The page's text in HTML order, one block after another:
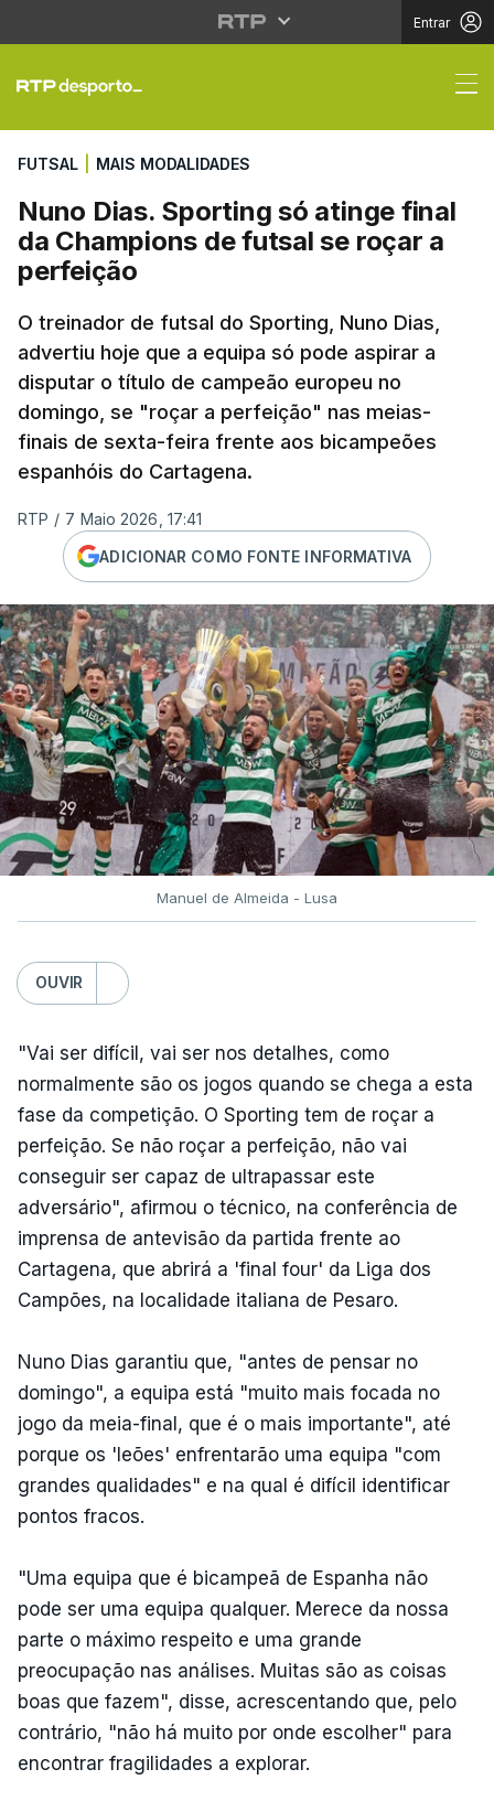
Entrar
Nuno Dias. Sporting
FUTSAL MAIS MODALIDADES
Nuno Dias. Sporting só atinge final
da Champions de futsal se roçar a
perfeição
O treinador de futsal do Sporting, Nuno Dias,
advertiu hoje que a equipa só pode aspirar a
disputar o título de campeão europeu no
domingo, se "roçar a perfeição" nas meias-
finais de sexta-feira frente aos bicampeões
espanhóis do Cartagena.
RTP / 7 Maio 2026, 17:41
ADICIONAR COMO FONTE INFORMATIVA
Manuel de Almeida - Lusa
OUVIR
"Vai ser difícil, vai ser nos detalhes, como
normalmente são os jogos quando se chega a esta
fase da competição. O Sporting tem de roçar a
perfeição. Se não roçar a perfeição, não vai
conseguir ser capaz de ultrapassar este
adversário", afirmou o técnico, na conferência de
imprensa de antevisão da partida frente ao
Cartagena, que abrirá a 'final four' da Liga dos
Campões, na localidade italiana de Pesaro.
Nuno Dias garantiu que, "antes de pensar no
domingo", a equipa está "muito mais focada no
jogo da meia-final, que é o mais importante", até
porque os 'leões' enfrentarão uma equipa "com
grandes qualidades" e na qual é difícil identificar
pontos fracos.
"Uma equipa que é bicampeã de Espanha não
pode ser uma equipa qualquer. Merece da nossa
parte o máximo respeito e uma grande
preocupação nas análises. Muitas são as coisas
boas que fazem", disse, acrescentando que, pelo
contrário, "não há muito por onde escolher" para
encontrar fragilidades a explorar.